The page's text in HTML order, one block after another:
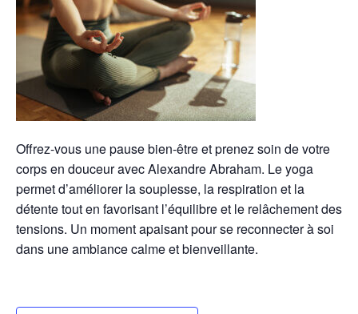
Offrez-vous une pause bien-être et prenez soin de votre
corps en douceur avec Alexandre Abraham. Le yoga
permet d’améliorer la souplesse, la respiration et la
détente tout en favorisant l’équilibre et le relâchement des
tensions. Un moment apaisant pour se reconnecter à soi
dans une ambiance calme et bienveillante.